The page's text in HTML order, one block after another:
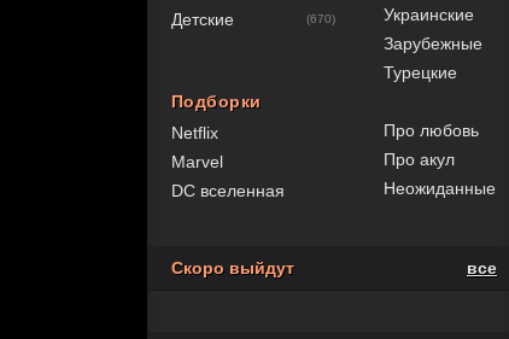
Детские (670)
Подборки
Netflix
Marvel
DC вселенная
Украинские
Зарубежные
Турецкие
Про любовь
Про акул
Неожиданные
Скоро выйдут все